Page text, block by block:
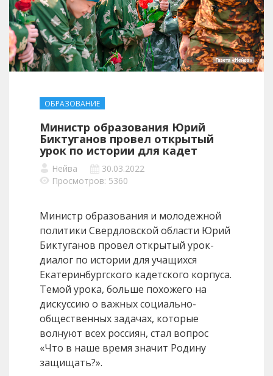
ОБРАЗОВАНИЕ
Министр образования Юрий
Биктуганов провел открытый
урок по истории для кадет
Нейва
30.03.2022
Просмотров: 5360
Министр образования и молодежной
политики Свердловской области Юрий
Биктуганов провел открытый урок-
диалог по истории для учащихся
Екатеринбургского кадетского корпуса.
Темой урока, больше похожего на
дискуссию о важных социально-
общественных задачах, которые
волнуют всех россиян, стал вопрос
«Что в наше время значит Родину
защищать?».